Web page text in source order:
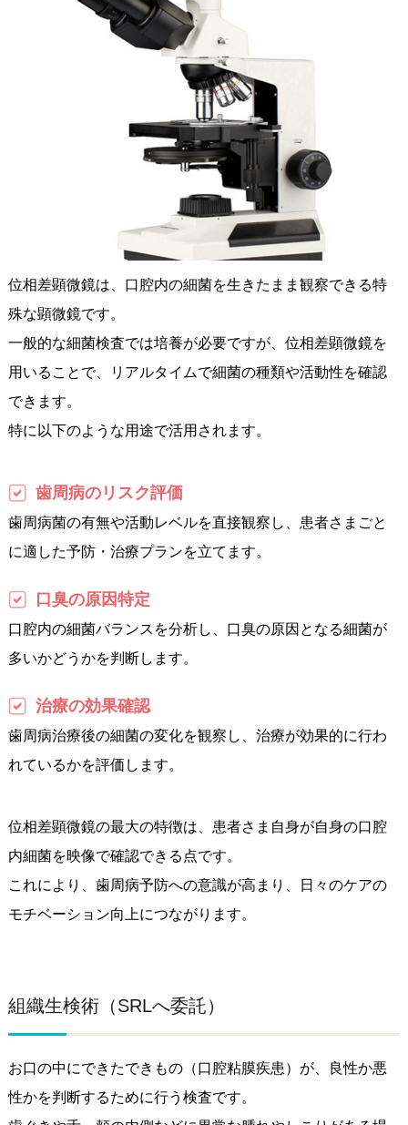
位相差顕微鏡は、口腔内の細菌を生きたまま観察できる特
殊な顕微鏡です。
一般的な細菌検査では培養が必要ですが、位相差顕微鏡を
用いることで、リアルタイムで細菌の種類や活動性を確認
できます。
特に以下のような用途で活用されます。
歯周病のリスク評価
歯周病菌の有無や活動レベルを直接観察し、患者さまごと
に適した予防・治療プランを立てます。
口臭の原因特定
口腔内の細菌バランスを分析し、口臭の原因となる細菌が
多いかどうかを判断します。
治療の効果確認
歯周病治療後の細菌の変化を観察し、治療が効果的に行わ
れているかを評価します。
位相差顕微鏡の最大の特徴は、患者さま自身が自身の口腔
内細菌を映像で確認できる点です。
これにより、歯周病予防への意識が高まり、日々のケアの
モチベーション向上につながります。
組織生検術（SRLへ委託）
お口の中にできたできもの（口腔粘膜疾患）が、良性か悪
性かを判断するために行う検査です。